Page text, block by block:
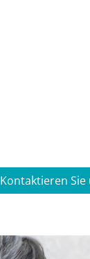
Kontaktieren Sie